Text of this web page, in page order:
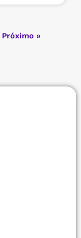
Próximo »